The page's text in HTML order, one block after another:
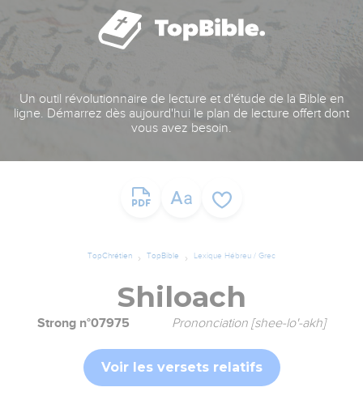
Un outil révolutionnaire de lecture et d'étude de la Bible en
ligne. Démarrez dès aujourd'hui le plan de lecture offert dont
vous avez besoin.
TopChrétien TopBible Lexique Hébreu / Grec
Shiloach
Strong n°07975 Prononciation [shee-lo'-akh]
Voir les versets relatifs